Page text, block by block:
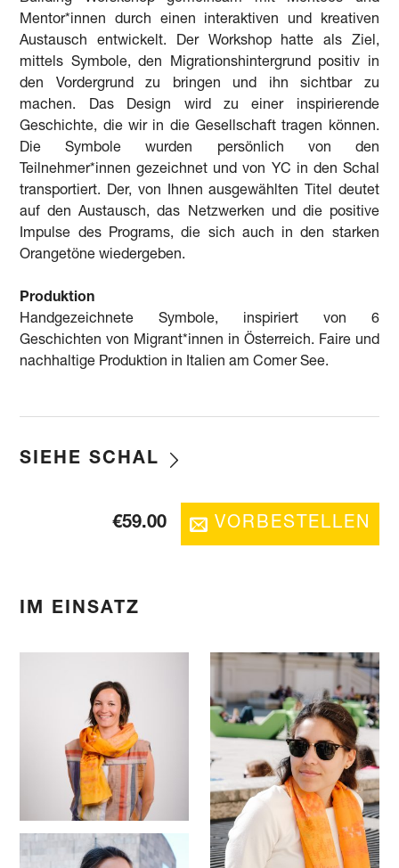
Mentor*innen durch einen interaktiven und kreativen
Austausch entwickelt. Der Workshop hatte als Ziel,
mittels Symbole, den Migrationshintergrund positiv in
den Vordergrund zu bringen und ihn sichtbar zu
machen. Das Design wird zu einer inspirierende
Geschichte, die wir in die Gesellschaft tragen können.
Die Symbole wurden persönlich von den
Teilnehmer*innen gezeichnet und von YC in den Schal
transportiert. Der, von Ihnen ausgewählten Titel deutet
auf den Austausch, das Netzwerken und die positive
Impulse des Programs, die sich auch in den starken
Orangetöne wiedergeben.
Produktion
Handgezeichnete Symbole, inspiriert von 6
Geschichten von Migrant*innen in Österreich. Faire und
nachhaltige Produktion in Italien am Comer See.
SIEHE SCHAL
€59.00 VORBESTELLEN
IM EINSATZ